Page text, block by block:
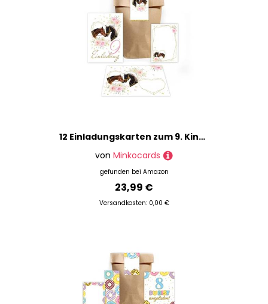
12 Einladungskarten zum 9. Kindergeburtstag Mädchen zwei Pferde Einladung neunte Geburtstag incl. 12 Umschläge, 12 Partytüten/natur, 12 Aufkleber, 12 Mini-Notizblöcke
von Minkocards
gefunden bei Amazon
23,99 €
Versandkosten: 0,00 €